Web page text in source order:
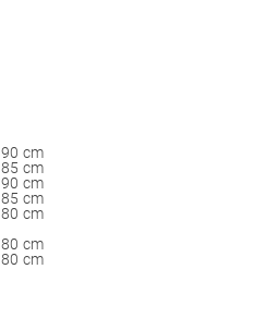
cm
cm
cm
cm
cm
cm
cm